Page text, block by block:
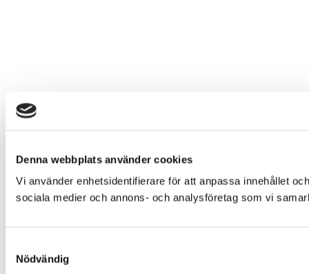
Denna webbplats använder cookies
Vi använder enhetsidentifierare för att anpassa innehållet
sociala medier och annons- och analysföretag som vi
Nödvändig